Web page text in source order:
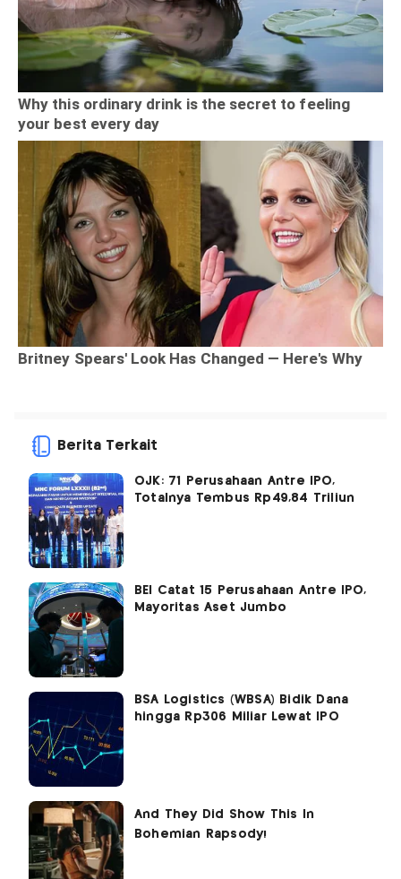
Berita Terkait
OJK: 71 Perusahaan Antre IPO,
Totalnya Tembus Rp49,84 Triliun
BEI Catat 15 Perusahaan Antre IPO,
Mayoritas Aset Jumbo
BSA Logistics (WBSA) Bidik Dana
hingga Rp306 Miliar Lewat IPO